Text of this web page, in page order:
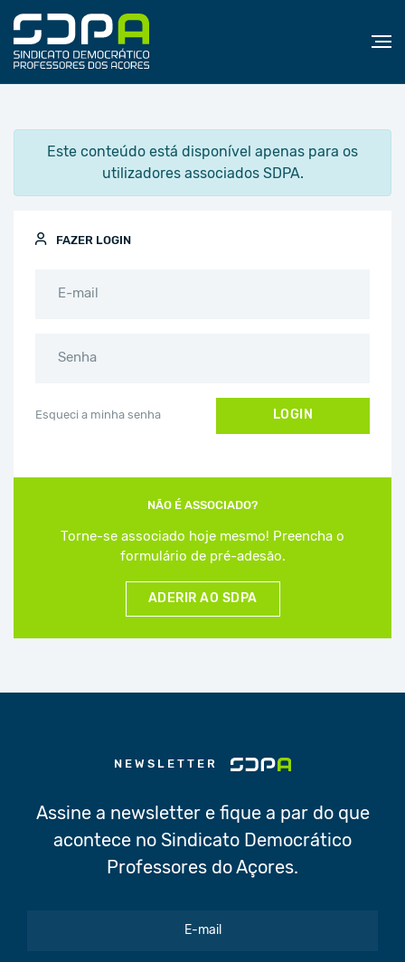
Este conteúdo está disponível apenas para os
utilizadores associados SDPA.
FAZER LOGIN
E-mail
Senha
Esqueci a minha senha LOGIN
NÃO É ASSOCIADO?
Torne-se associado hoje mesmo! Preencha o
formulário de pré-adesão.
ADERIR AO SDPA
NEWSLETTER
Assine a newsletter e fique a par do que
acontece no Sindicato Democrático
Professores do Açores.